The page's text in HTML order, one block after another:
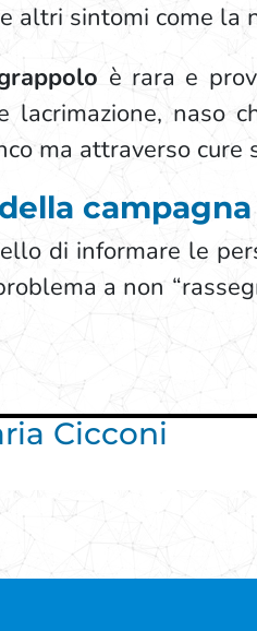
altri sintomi come la
è rara e
lacrimazione, naso
ma attraverso
di informare le
a non
Cicconi